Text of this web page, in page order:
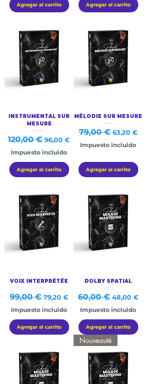
Agregar al carrito Agregar al carrito
INSTRUMENTAL SUR
MESURE
Precio
120,00 € Precio de oferta
96,00 €
Impuesto incluido
Agregar al carrito
MÉLODIE SUR MESURE
Precio
79,00 € Precio de
63,20 €
Impuesto incluido
Agregar al carrito
VOIX INTERPRÉTÉE
Precio
99,00 € Precio de oferta
79,20 €
Impuesto incluido
Agregar al carrito
DOLBY SPATIAL
Precio
60,00 € Precio de
48,00 €
Impuesto incluido
Agregar al carrito
Nouveauté